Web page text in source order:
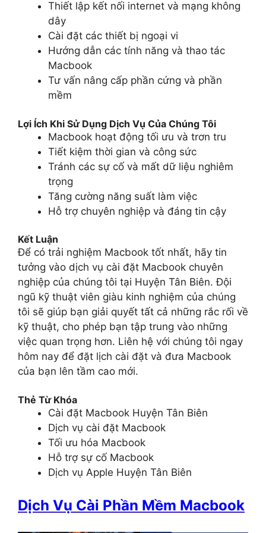
Thiết lập kết nối internet và mạng không
dây
Cài đặt các thiết bị ngoại vi
Hướng dẫn các tính năng và thao tác
Macbook
Tư vấn nâng cấp phần cứng và phần
mềm
Lợi Ích Khi Sử Dụng Dịch Vụ Của Chúng Tôi
Macbook hoạt động tối ưu và trơn tru
Tiết kiệm thời gian và công sức
Tránh các sự cố và mất dữ liệu nghiêm
trọng
Tăng cường năng suất làm việc
Hỗ trợ chuyên nghiệp và đáng tin cậy
Kết Luận
Để có trải nghiệm Macbook tốt nhất, hãy tin
tưởng vào dịch vụ cài đặt Macbook chuyên
nghiệp của chúng tôi tại Huyện Tân Biên. Đội
ngũ kỹ thuật viên giàu kinh nghiệm của chúng
tôi sẽ giúp bạn giải quyết tất cả những rắc rối về
kỹ thuật, cho phép bạn tập trung vào những
việc quan trọng hơn. Liên hệ với chúng tôi ngay
hôm nay để đặt lịch cài đặt và đưa Macbook
của bạn lên tầm cao mới.
Thẻ Từ Khóa
Cài đặt Macbook Huyện Tân Biên
Dịch vụ cài đặt Macbook
Tối ưu hóa Macbook
Hỗ trợ sự cố Macbook
Dịch vụ Apple Huyện Tân Biên
Dịch Vụ Cài Phần Mềm Macbook